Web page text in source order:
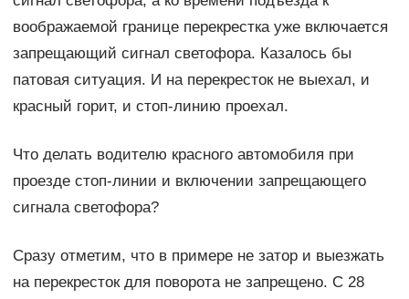
воображаемой границе перекрестка уже включается
запрещающий сигнал светофора. Казалось бы
патовая ситуация. И на перекресток не выехал, и
красный горит, и стоп-линию проехал.
Что делать водителю красного автомобиля при
проезде стоп-линии и включении запрещающего
сигнала светофора?
Сразу отметим, что в примере не затор и выезжать
на перекресток для поворота не запрещено. С 28